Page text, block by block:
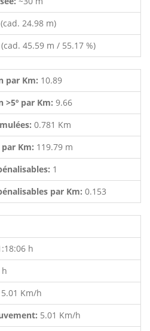
24.98 m)
45.59 m / 55.17 %)
par Km: 10.89
>5º par Km: 9.66
0.781 Km
Km: 119.79 m
1
par Km: 0.153
h
h
5.01 Km/h
5.01 Km/h